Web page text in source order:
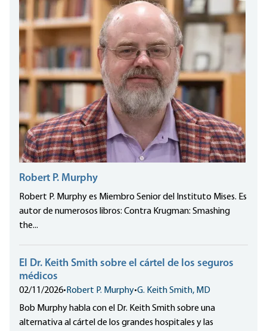
Robert P. Murphy
Robert P. Murphy es Miembro Senior del Instituto Mises. Es
autor de numerosos libros: Contra Krugman: Smashing
the...
El Dr. Keith Smith sobre el cártel de los seguros
médicos
02/11/2026•Robert P. Murphy•G. Keith Smith, MD
Bob Murphy habla con el Dr. Keith Smith sobre una
alternativa al cártel de los grandes hospitales y las